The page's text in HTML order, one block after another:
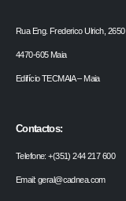
Rua Eng. Frederico Ulrich, 2650
4470-605 Maia
Edifício TECMAIA – Maia
Contactos:
Telefone: +(351) 244 217 600
Email: geral@cadnea.com